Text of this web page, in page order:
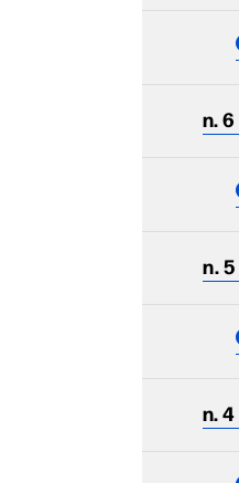
n. 6
n. 5
n. 4